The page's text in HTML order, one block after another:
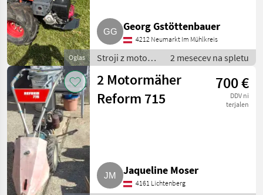
Oglas
Georg Gstöttenbauer
4212 Neumarkt Im Mühlkreis
Stroji z motorji
/ Motorna
kosilnica/
prekopalnik
2 mesecev na spletu
2 Motormäher
Reform 715
700 €
DDV ni
terjalen
Jaqueline Moser
4161 Lichtenberg